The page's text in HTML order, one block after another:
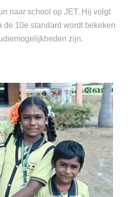
naar school op JET. Hij volgt
de 10e standard wordt bekeken
zijn.